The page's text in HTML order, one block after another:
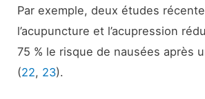
Par exemple, deux études
l’acupuncture et l’acupression
75 % le risque de nausées après
(22, 23).